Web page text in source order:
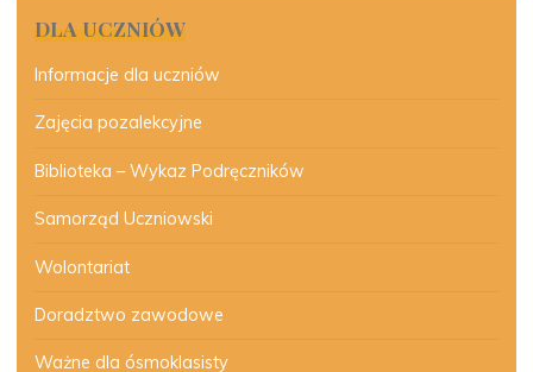
DLA UCZNIÓW
Informacje dla uczniów
Zajęcia pozalekcyjne
Biblioteka – Wykaz Podręczników
Samorząd Uczniowski
Wolontariat
Doradztwo zawodowe
Ważne dla ósmoklasisty